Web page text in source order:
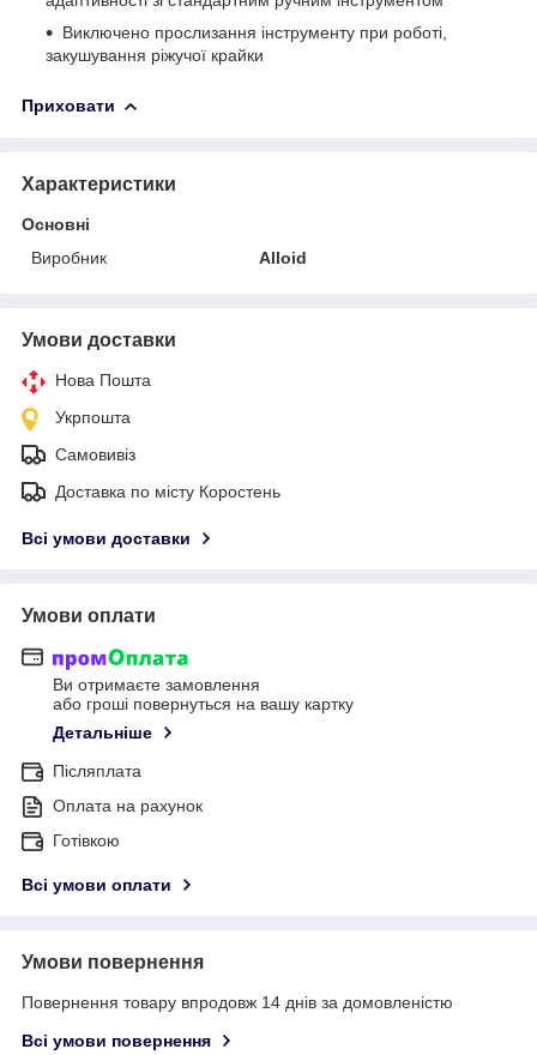
Виключено прослизання інструменту при роботі,
закушування ріжучої крайки
Приховати
Характеристики
Основні
Виробник
Alloid
Умови доставки
Нова Пошта
Укрпошта
Самовивіз
Доставка по місту Коростень
Всі умови доставки
Умови оплати
Ви отримаєте замовлення
або гроші повернуться на вашу картку
Детальніше
Післяплата
Оплата на рахунок
Готівкою
Всі умови оплати
Умови повернення
Повернення товару впродовж 14 днів за домовленістю
Всі умови повернення